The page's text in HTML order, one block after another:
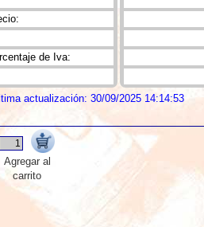
de Iva:
actualización: 30/09/2025 14:14:53
Agregar al
carrito